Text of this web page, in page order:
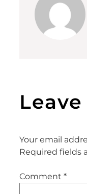
Your email
Required fields
Comment *